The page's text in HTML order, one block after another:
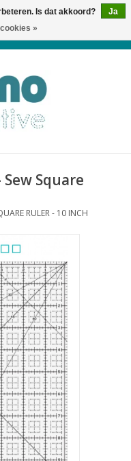
Square
RULER - 10 INCH
Is dat akkoord?
Ja
»